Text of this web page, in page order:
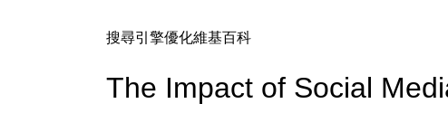
搜尋引擎優化維基百科
The Impact of Social